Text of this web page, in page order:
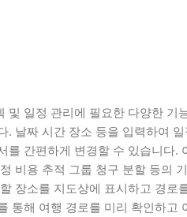
및 일정 관리에 필요한 다양한 기
. 날짜 시간 장소 등을 입력하여
를 간편하게 변경할 수 있습니다.
비용 추적 그룹 청구 분할 등의
장소를 지도상에 표시하고 경
통해 여행 경로를 미리 확인하고